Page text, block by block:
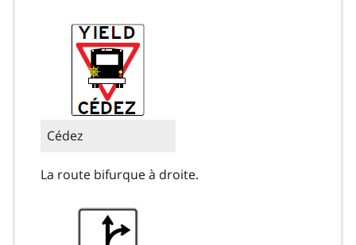
Cédez
La route bifurque à droite.